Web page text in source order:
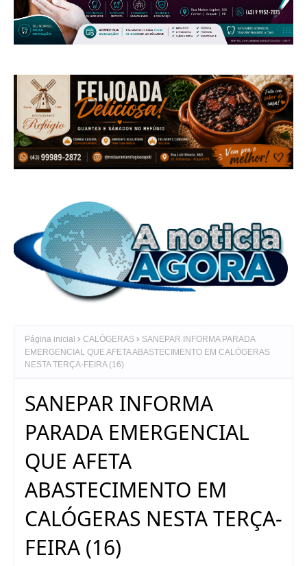
Página inicial CALÓGERAS
SANEPAR INFORMA PARADA
EMERGENCIAL QUE AFETA ABASTECIMENTO EM CALÓGERAS
NESTA TERÇA-FEIRA (16)
SANEPAR INFORMA
PARADA EMERGENCIAL
QUE AFETA
ABASTECIMENTO EM
CALÓGERAS NESTA TERÇA-
FEIRA (16)